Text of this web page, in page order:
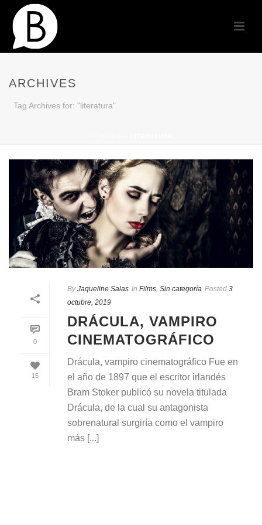
ARCHIVES
Tag Archives for: "literatura"
0
15
By Jaqueline Salas In Films Sin categoría Posted 3
octubre, 2019
DRÁCULA, VAMPIRO
CINEMATOGRÁFICO
Drácula, vampiro cinematográfico Fue en
el año de 1897 que el escritor irlandés
Bram Stoker publicó su novela titulada
Drácula, de la cual su antagonista
sobrenatural surgiría como el vampiro
más [...]